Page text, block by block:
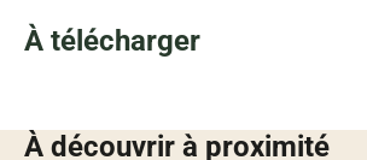
À télécharger
À découvrir à proximité